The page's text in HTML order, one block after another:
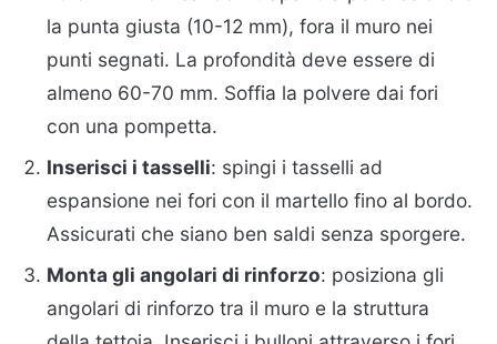
la punta giusta (10-12 mm), fora il muro nei
punti segnati. La profondità deve essere di
almeno 60-70 mm. Soffia la polvere dai fori
con una pompetta.
Inserisci i tasselli: spingi i tasselli ad
espansione nei fori con il martello fino al bordo.
Assicurati che siano ben saldi senza sporgere.
Monta gli angolari di rinforzo: posiziona gli
angolari di rinforzo tra il muro e la struttura